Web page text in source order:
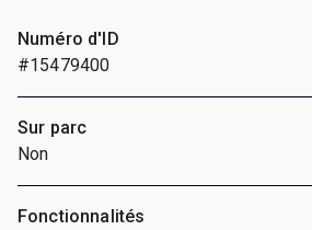
Numéro d'ID
#15479400
Sur parc
Non
Fonctionnalités